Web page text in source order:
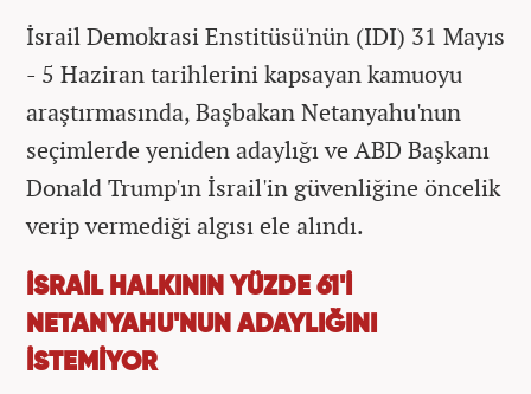
İsrail Demokrasi Enstitüsü'nün (IDI) 31 Mayıs
- 5 Haziran tarihlerini kapsayan kamuoyu
araştırmasında, Başbakan Netanyahu'nun
seçimlerde yeniden adaylığı ve ABD Başkanı
Donald Trump'ın İsrail'in güvenliğine öncelik
verip vermediği algısı ele alındı.
İSRAİL HALKININ YÜZDE 61'İ
NETANYAHU'NUN ADAYLIĞINI
İSTEMİYOR